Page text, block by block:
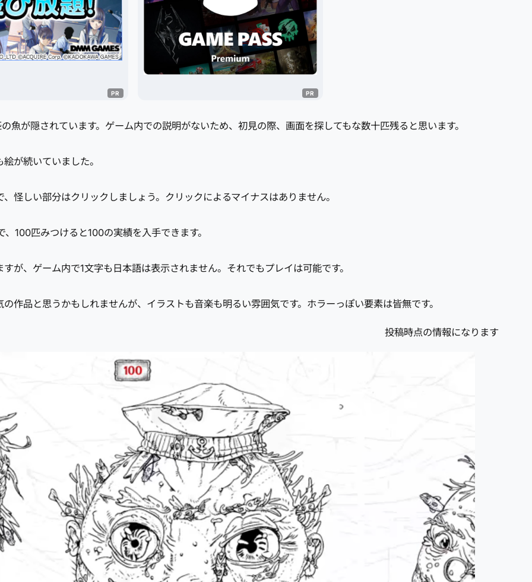
が隠されています。ゲーム内での説明がないため、初見の際、画面を探してもな数十匹残ると思います。
が続いていました。
怪しい部分はクリックしましょう。クリックによるマイナスはありません。
100匹みつけると100の実績を入手できます。
が、ゲーム内で1文字も日本語は表示されません。それでもプレイは可能です。
作品と思うかもしれませんが、イラストも音楽も明るい雰囲気です。ホラーっぽい要素は皆無です。
投稿時点の情報になります